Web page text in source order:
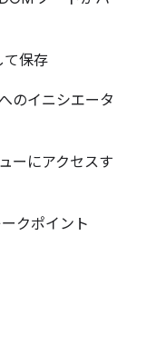
て保存
のイニシエータ
ーにアクセスす
クポイント